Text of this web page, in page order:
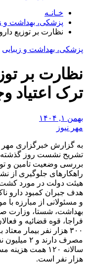
خـانـه
پزشکی، بهداشت و
نظارت بر توزیع
پزشکی، بهداشت و زیبایی
نظارت بر
ترک اعتیاد
بهمن ۱, ۱۴۰۴
مهر نیوز
به گزارش خبرگزاری مهر
تشریح نشست روز گذشته
بررسی وضعیت تامین و
راهکارهای جلوگیری از
هیئت دولت در مورد کشت
هدف جبران کمبود دارو
و مسئولانی از مبارزه با
بهداشت، شستا، وزارت
۳۰۰ هزار نفر بیمار
مصرف
هزار نفر است.